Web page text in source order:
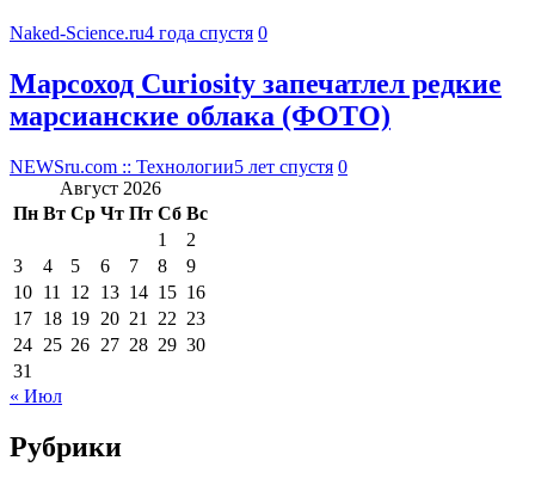
Naked-Science.ru4 года спустя 0
Марсоход Curiosity запечатлел редкие
марсианские облака (ФОТО)
NEWSru.com :: Технологии5 лет спустя 0
Август 2026
Пн Вт Ср Чт Пт Сб Вс
1
2
3
4 5 6 7 8
9
10 11 12 13 14 15 16
17 18 19 20 21 22 23
24 25 26 27 28 29 30
31
« Июл
Рубрики